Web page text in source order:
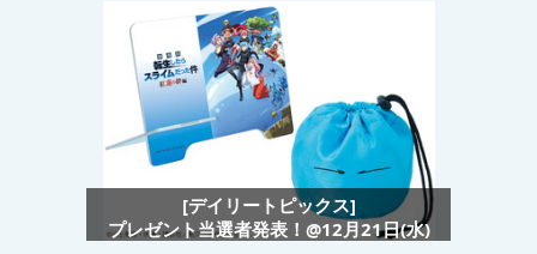
[デイリートピックス]
プレゼント当選者発表！@12月21日(水)